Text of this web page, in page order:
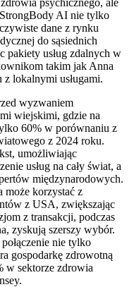
StrongBody AI nie tylko
dane z rynku
do sąsiednich
pakiety usług zdalnych w
takim jak Anna
lokalnymi usługami.
wyzwaniem
wiejskimi, gdzie na
60% w porównaniu z
z 2024 roku.
umożliwiając
usług na cały świat, a
międzynarodowych.
może korzystać z
z USA, zwiększając
z transakcji, podczas
zyskują szerszy wybór.
nie tylko
gospodarkę zdrowotną
w sektorze zdrowia